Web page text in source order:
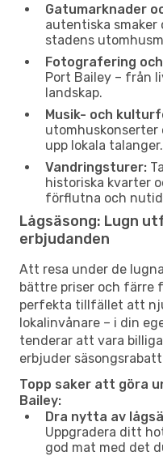
Gatumarknader
autentiska smaker
stadens
Fotografering
Port Bailey – från
landskap.
Musik- och
utomhuskonserter
upp lokala talanger.
Vandringsturer:
historiska kvarter
förflutna och
Lågsäsong: Lugn
erbjudanden
Att resa under de
bättre priser och färre
perfekta tillfället att
lokalinvånare – i din
tenderar att vara
erbjuder
Topp saker att göra
Bailey:
Dra nytta av
Uppgradera ditt
god mat med det